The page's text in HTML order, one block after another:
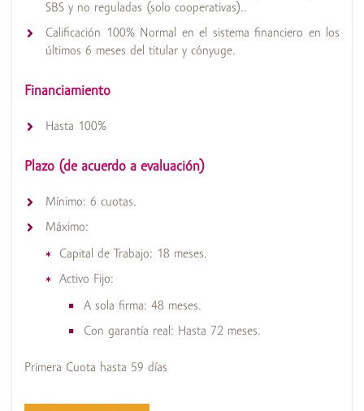
SBS y no reguladas (solo cooperativas)..
Calificación 100% Normal en el sistema financiero en los
últimos 6 meses del titular y cónyuge.
Financiamiento
Hasta 100%
Plazo (de acuerdo a evaluación)
Mínimo: 6 cuotas.
Máximo:
Capital de Trabajo: 18 meses.
Activo Fijo:
A sola firma: 48 meses.
Con garantía real: Hasta 72 meses.
Primera Cuota hasta 59 días